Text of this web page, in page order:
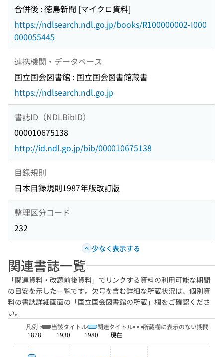
合併後 : 徳島新聞 [マイクロ資料]
https://ndlsearch.ndl.go.jp/books/R100000002-I000
000055445
連携機関・データベース
国立国会図書館 : 国立国会図書館蔵書
https://ndlsearch.ndl.go.jp
書誌ID（NDLBibID）
000010675138
http://id.ndl.go.jp/bib/000010675138
目録規則
日本目録規則1987年版改訂版
整理区分コード
232
少なく表示する
関連書誌一覧
「関連資料・改題前後資料」でリンクする資料の利用可能な期間
の目安を示した一覧です。欠号を含む詳細な所蔵状況は、個別資
料の書誌詳細画面の「国立国会図書館の所蔵」欄をご確認くださ
い。
凡例 : 当該タイトル 関連タイトル
所蔵欄に表示のない期間
1878
1930 1980 現在